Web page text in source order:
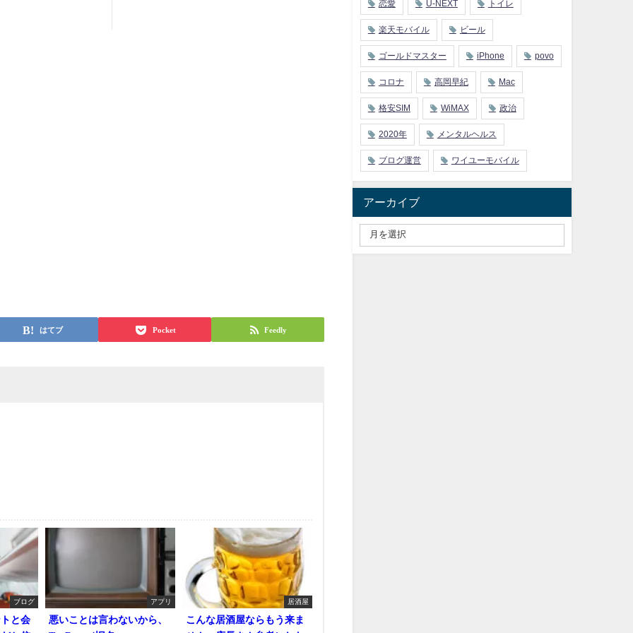
はてブ Pocket Feedly
ブログ
と会
アプリ
悪いことは言わないから、
居酒屋
こんな居酒屋ならもう来ま
恋愛 U-NEXT トイレ
楽天モバイル ビール
ゴールドマスター iPhone povo
コロナ 高岡早紀 Mac
格安SIM WiMAX 政治
2020年 メンタルヘルス
ブログ運営 ワイユーモバイル
アーカイブ